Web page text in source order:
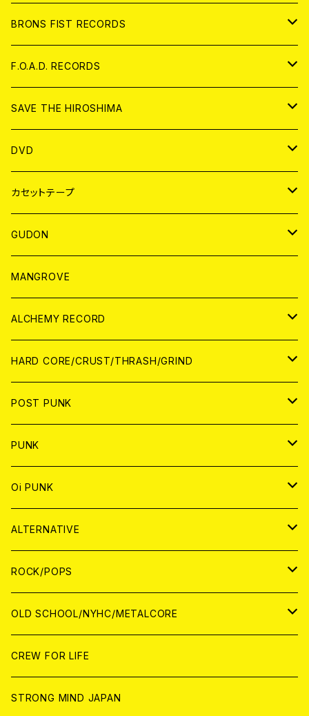
アパレル
ANALOG
BRONS FIST RECORDS
CD
ANALOG
F.O.A.D. RECORDS
CD
ANALOG
SAVE THE HIROSHIMA
アパレル
BADGE
DVD
JAPAN
WORLD
カセットテープ
JAPAN
WORLD
GUDON
アパレル
PATCH
アナログ
DIGITAL CONTENTS
MANGROVE
ALCHEMY RECORD
CD
ANALOG
HARD CORE/CRUST/THRASH/GRIND
JAPAN
CD
ANALOG
WORLD
CD
ANALOG
POST PUNK
CD
JAPAN
WORLD
ANALOG
JAPAN
WORLD
PUNK
JAPAN
CD
ANALOG
WORLD
CD
ANALOG
Oi PUNK
JAPAN
CD
ANALOG
WOLRD
CD
ANALOG
ALTERNATIVE
JAPAN
CD
ANALOG
WORLD
CD
ANALOG
ROCK/POPS
JAPAN
CD
ANALOG
WORLD
CD
OLD SCHOOL/NYHC/METALCORE
JAPAN
CD
WORLD
CREW FOR LIFE
STRONG MIND JAPAN